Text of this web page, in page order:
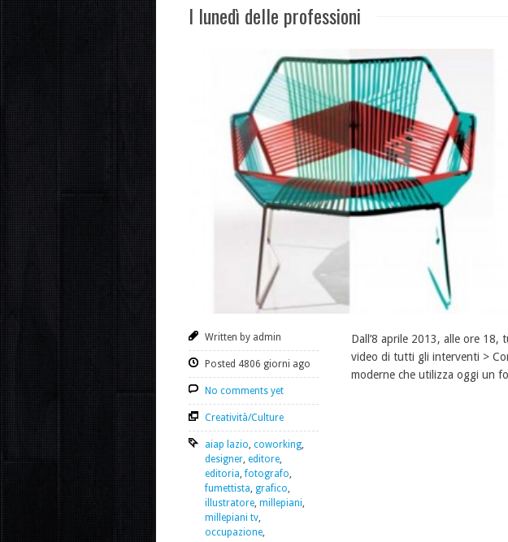
I lunedì delle professioni
Written by admin
Posted 4806 giorni ago
No comments yet
Creatività/Culture
aiap lazio, coworking,
designer, editore,
editoria,fotografo,
fumettista, grafico,
illustratore, millepiani,
millepiani tv,
occupazione,
Dall’8 aprile 2013, alle ore
video di tutti gli interventi >
moderne che utilizza oggi un